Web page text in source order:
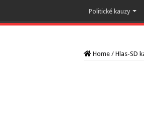
Politické kauzy
Home / Hlas-SD